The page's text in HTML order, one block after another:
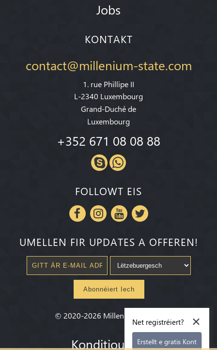
Jobs
KONTAKT
contact@millenium-state.com
1. rue Phillipe II
L-2340 Luxembourg
Grand-Duché de
Luxembourg
+352 671 08 08 88
FOLLOWT EIS
UMELLEN FIR UPDATES A OFFEREN!
Abonnéiert Iech
© 2020-2026 Millenium State
Konditiounen
×
Net registréiert?
Erstellt e gratis Kont